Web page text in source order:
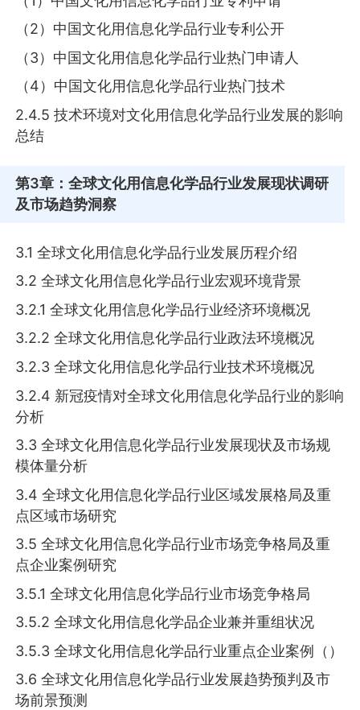
（2）中国文化用信息化学品行业专利公开
（3）中国文化用信息化学品行业热门申请人
（4）中国文化用信息化学品行业热门技术
2.4.5 技术环境对文化用信息化学品行业发展的影响
总结
第3章 ：全球文化用信息化学品行业发展现状调研
及市场趋势洞察
3.1 全球文化用信息化学品行业发展历程介绍
3.2 全球文化用信息化学品行业宏观环境背景
3.2.1 全球文化用信息化学品行业经济环境概况
3.2.2 全球文化用信息化学品行业政法环境概况
3.2.3 全球文化用信息化学品行业技术环境概况
3.2.4 新冠疫情对全球文化用信息化学品行业的影响
分析
3.3 全球文化用信息化学品行业发展现状及市场规
模体量分析
3.4 全球文化用信息化学品行业区域发展格局及重
点区域市场研究
3.5 全球文化用信息化学品行业市场竞争格局及重
点企业案例研究
3.5.1 全球文化用信息化学品行业市场竞争格局
3.5.2 全球文化用信息化学品企业兼并重组状况
3.5.3 全球文化用信息化学品行业重点企业案例（）
3.6 全球文化用信息化学品行业发展趋势预判及市
场前景预测